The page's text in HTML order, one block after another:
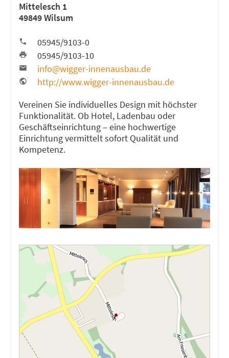
Mittelesch 1
49849 Wilsum
05945/9103-0
05945/9103-10
info@wigger-innenausbau.de
http://www.wigger-innenausbau.de
Vereinen Sie individuelles Design mit höchster
Funktionalität. Ob Hotel, Ladenbau oder
Geschäftseinrichtung – eine hochwertige
Einrichtung vermittelt sofort Qualität und
Kompetenz.